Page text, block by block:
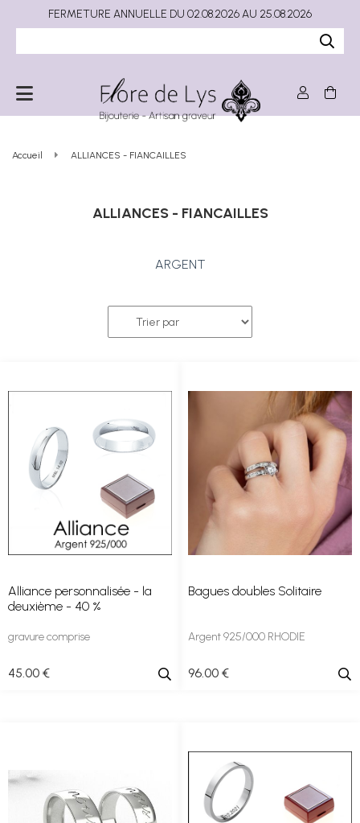
Accueil ALLIANCES - FIANCAILLES
ALLIANCES - FIANCAILLES
ARGENT
Alliance personnalisée - la
deuxième - 40 %
gravure comprise
45.00 €
Bagues doubles Solitaire
Argent 925/000 RHODIE
96.00 €
FERMETURE ANNUELLE DU 02.08.2026 AU 25.08.2026